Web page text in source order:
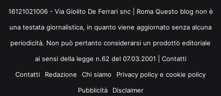
16121021006 - Via Giolito De Ferrari snc | Roma Questo blog non è
una testata giornalistica, in quanto viene aggiornato senza alcuna
periodicità. Non può pertanto considerarsi un prodotto editoriale
ai sensi della legge n.62 del 07.03.2001 | Contatti
Contatti
Redazione Chi siamo
Privacy policy e cookie policy
Pubblicità
Disclaimer